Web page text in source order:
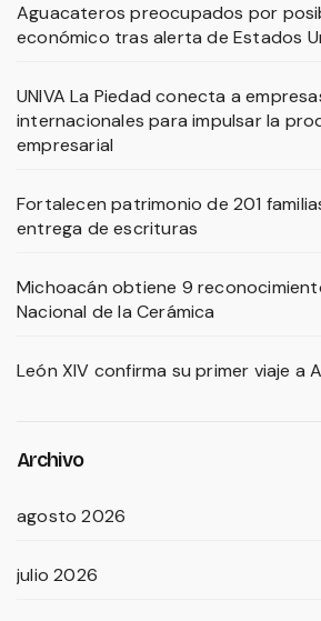
Aguacateros preocupados por
económico tras alerta de Estados
UNIVA La Piedad conecta a
internacionales para impulsar la
empresarial
Fortalecen patrimonio de 201
entrega de escrituras
Michoacán obtiene 9
Nacional de la Cerámica
León XIV confirma su primer viaje a
Archivo
agosto 2026
julio 2026